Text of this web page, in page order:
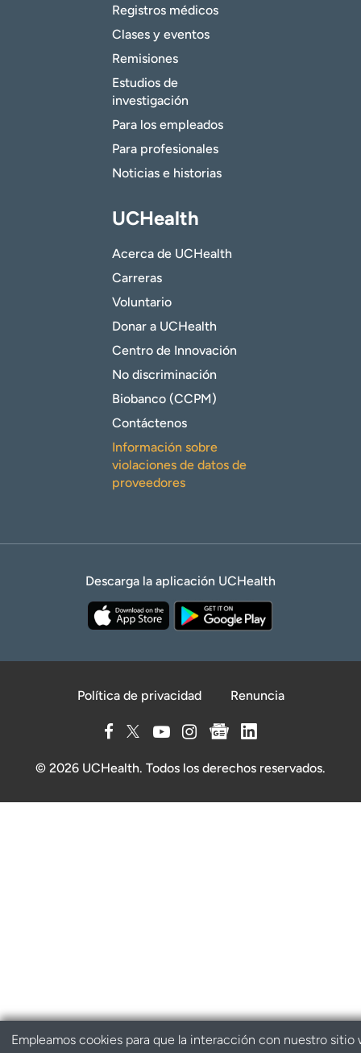
Registros médicos
Clases y eventos
Remisiones
Estudios de
investigación
Para los empleados
Para profesionales
Noticias e historias
UCHealth
Acerca de UCHealth
Carreras
Voluntario
Donar a UCHealth
Centro de Innovación
No discriminación
Biobanco (CCPM)
Contáctenos
Información sobre
violaciones de datos de
proveedores
Descarga la aplicación UCHealth
Política de privacidad Renuncia
© 2026 UCHealth. Todos los derechos reservados.
Empleamos cookies para que la interacción con nuestro sitio